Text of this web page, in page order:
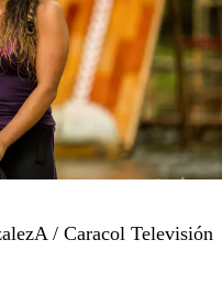
/ Caracol Televisión